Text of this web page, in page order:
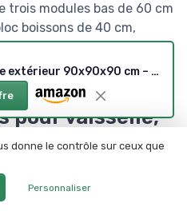
trois modules bas de 60 cm
boissons de 40 cm,
confortable pour une
pour vaisselle,
: du buffet
vaisseliers
verres dans une cuisine
Module d'angle extérieur 90x90x90 cm – Barbecue & Plancha
donne le contrôle sur ceux que
Personnaliser